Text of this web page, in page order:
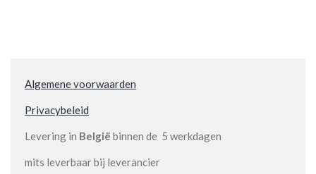
Algemene voorwaarden
Privacybeleid
Levering in België binnen de 5 werkdagen
mits leverbaar bij leverancier